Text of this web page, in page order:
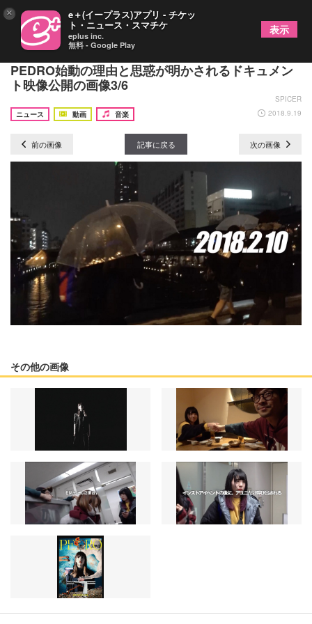
BiSHアユニ・D バンド形態のソロプロジェクト・
PEDRO始動の理由と思惑が明かされるドキュメン
ト映像公開の画像3/6
SPICER
ニュース
動画 音楽 2018.9.19
前の画像 記事に戻る 次の画像
その他の画像
× e＋(イープラス)アプリ - チケッ
ト・ニュース・スマチケ
eplus inc.
無料 - Google Play
表示